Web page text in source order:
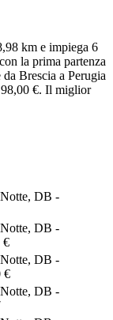
km e impiega 6
la prima partenza
Brescia a Perugia
€. Il miglior
DB -
DB -
€
DB -
€
DB -